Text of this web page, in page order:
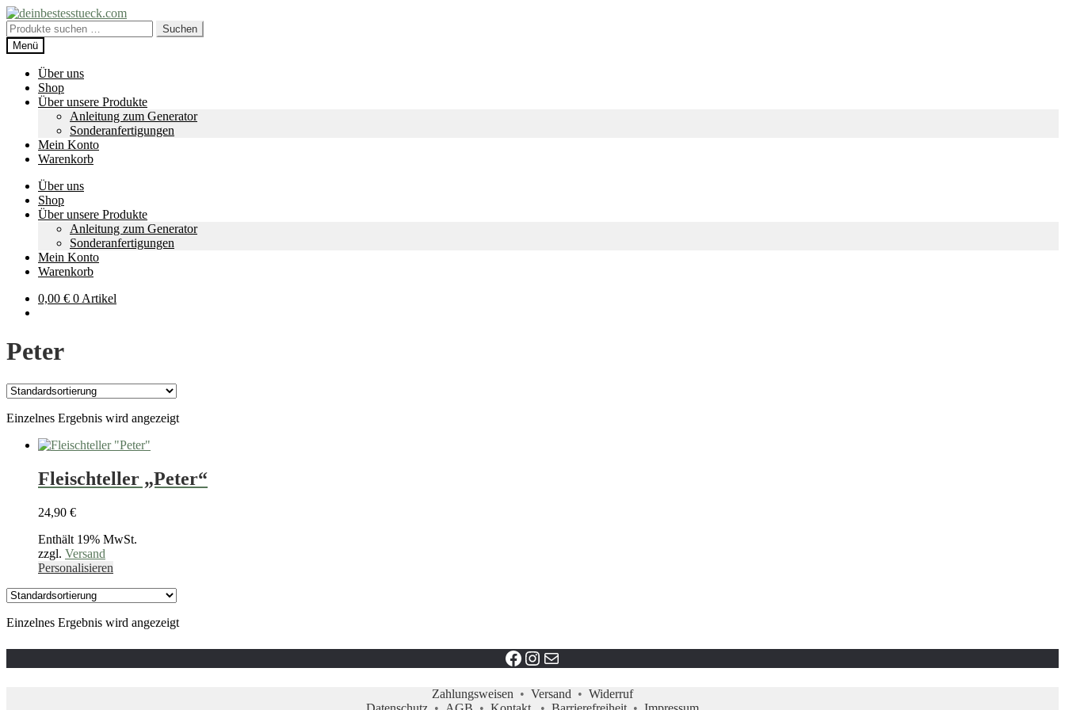
Zur
Navigation
springen
Zum
Inhalt
springen
Suche
nach:
Suchen
Menü
Über uns
Shop
Über unsere Produkte
Anleitung zum Generator
Sonderanfertigungen
Mein Konto
Warenkorb
Über uns
Shop
Über unsere Produkte
Anleitung zum Generator
Sonderanfertigungen
Mein Konto
Warenkorb
0,00 € 0 Artikel
Peter
Einzelnes Ergebnis wird angezeigt
Fleischteller „Peter“
24,90 €
Enthält 19% MwSt.
zzgl. Versand
Personalisieren
Varianten
Die
Optionen
Einzelnes Ergebnis wird angezeigt
Facebook linkinstagram profil
Mail
Zahlungsweisen • Versand • Widerruf